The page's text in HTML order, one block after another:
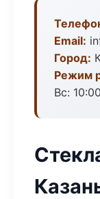
Email:
Город:
Режим
Вс: